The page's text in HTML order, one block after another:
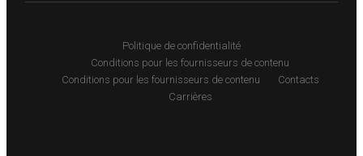
Politique de confidentialité
Conditions pour les fournisseurs de contenu
Conditions pour les fournisseurs de contenu
Contacts
Carrières